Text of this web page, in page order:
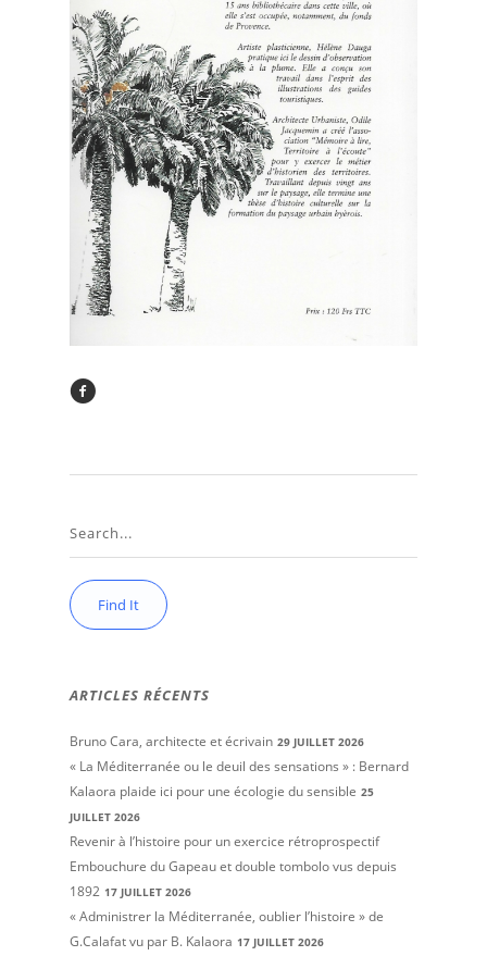
ARTICLES RÉCENTS
Bruno Cara, architecte et écrivain 29 JUILLET 2026
« La Méditerranée ou le deuil des sensations » : Bernard
Kalaora plaide ici pour une écologie du sensible 25
JUILLET 2026
Revenir à l’histoire pour un exercice rétroprospectif
Embouchure du Gapeau et double tombolo vus depuis
1892 17 JUILLET 2026
« Administrer la Méditerranée, oublier l’histoire » de
G.Calafat vu par B. Kalaora 17 JUILLET 2026